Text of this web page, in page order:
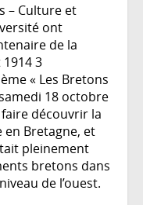
– Culture et
ont
de la
3
« Les Bretons
18 octobre
découvrir la
en Bretagne, et
pleinement
bretons dans
de l’ouest.